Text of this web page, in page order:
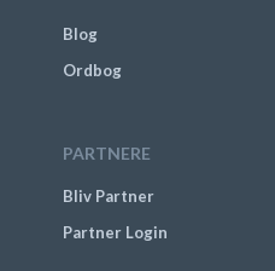
Blog
Ordbog
PARTNERE
Bliv Partner
Partner Login